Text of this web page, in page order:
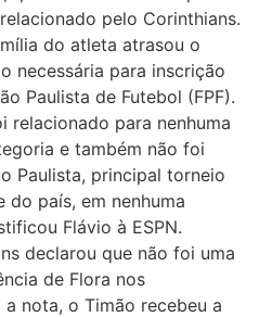
pelo Corinthians.
do atleta atrasou o
necessária para inscrição
Paulista de Futebol (FPF).
relacionado para nenhuma
e também não foi
Paulista, principal torneio
do país, em nenhuma
Flávio à ESPN.
declarou que não foi uma
de Flora nos
nota, o Timão recebeu a